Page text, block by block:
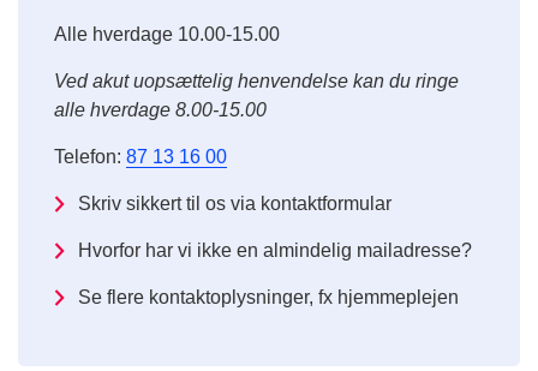
Alle hverdage 10.00-15.00
Ved akut uopsættelig henvendelse kan du ringe
alle hverdage 8.00-15.00
Telefon: 87 13 16 00
Skriv sikkert til os via kontaktformular
Hvorfor har vi ikke en almindelig mailadresse?
Se flere kontaktoplysninger, fx hjemmeplejen